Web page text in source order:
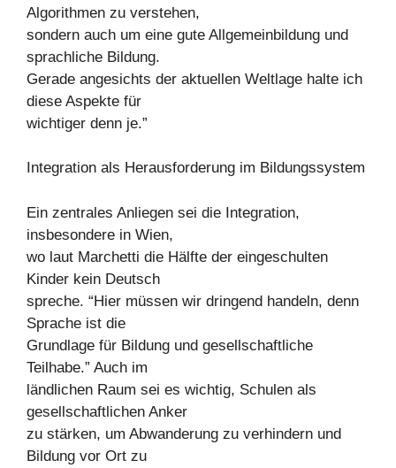
Algorithmen zu verstehen,
sondern auch um eine gute Allgemeinbildung und
sprachliche Bildung.
Gerade angesichts der aktuellen Weltlage halte ich
diese Aspekte für
wichtiger denn je.”
Integration als Herausforderung im Bildungssystem
Ein zentrales Anliegen sei die Integration,
insbesondere in Wien,
wo laut Marchetti die Hälfte der eingeschulten
Kinder kein Deutsch
spreche. “Hier müssen wir dringend handeln, denn
Sprache ist die
Grundlage für Bildung und gesellschaftliche
Teilhabe.” Auch im
ländlichen Raum sei es wichtig, Schulen als
gesellschaftlichen Anker
zu stärken, um Abwanderung zu verhindern und
Bildung vor Ort zu